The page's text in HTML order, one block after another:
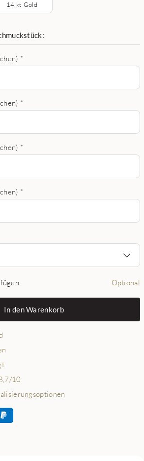
14 kt Gold
*
*
*
*
Optional
In den Warenkorb
10